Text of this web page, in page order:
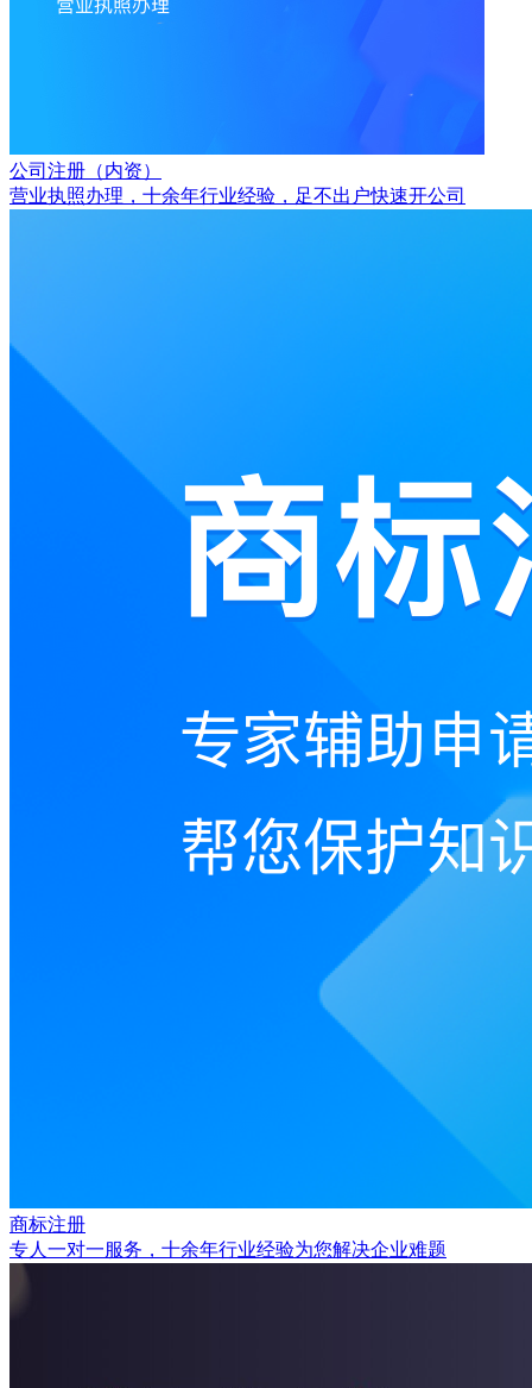
公司注册（内资）
营业执照办理，十余年行业经验，足不出户快速开公司
商标注册
专人一对一服务，十余年行业经验为您解决企业难题